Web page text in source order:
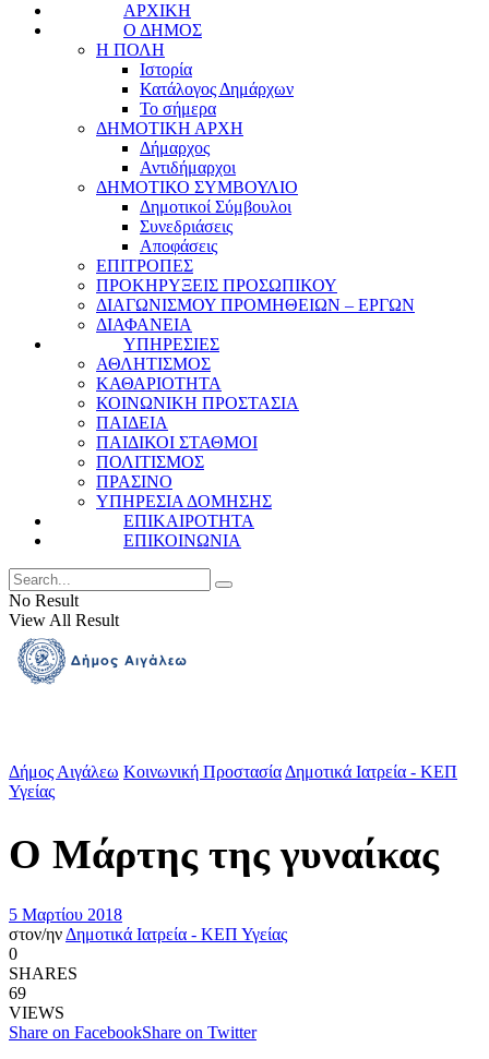
ΑΡΧΙΚΗ
Ο ΔΗΜΟΣ
Η ΠΟΛΗ
Ιστορία
Κατάλογος Δημάρχων
Το σήμερα
ΔΗΜΟΤΙΚΗ ΑΡΧΗ
Δήμαρχος
Αντιδήμαρχοι
ΔΗΜΟΤΙΚΟ ΣΥΜΒΟΥΛΙΟ
Δημοτικοί Σύμβουλοι
Συνεδριάσεις
Αποφάσεις
ΕΠΙΤΡΟΠΕΣ
ΠΡΟΚΗΡΥΞΕΙΣ ΠΡΟΣΩΠΙΚΟΥ
ΔΙΑΓΩΝΙΣΜΟΥ ΠΡΟΜΗΘΕΙΩΝ – ΕΡΓΩΝ
ΔΙΑΦΑΝΕΙΑ
ΥΠΗΡΕΣΙΕΣ
ΑΘΛΗΤΙΣΜΟΣ
ΚΑΘΑΡΙΟΤΗΤΑ
ΚΟΙΝΩΝΙΚΗ ΠΡΟΣΤΑΣΙΑ
ΠΑΙΔΕΙΑ
ΠΑΙΔΙΚΟΙ ΣΤΑΘΜΟΙ
ΠΟΛΙΤΙΣΜΟΣ
ΠΡΑΣΙΝΟ
ΥΠΗΡΕΣΙΑ ΔΟΜΗΣΗΣ
ΕΠΙΚΑΙΡΟΤΗΤΑ
ΕΠΙΚΟΙΝΩΝΙΑ
No Result
View All Result
Δήμος Αιγάλεω Κοινωνική Προστασία Δημοτικά Ιατρεία - ΚΕΠ
Υγείας
Ο Μάρτης της γυναίκας
5 Μαρτίου 2018
στον/ηνΔημοτικά Ιατρεία - ΚΕΠ Υγείας
0
SHARES
69
VIEWS
Share on FacebookShare on Twitter